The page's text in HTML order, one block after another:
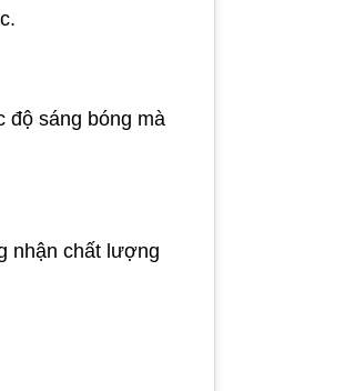
độ sáng bóng mà
nhận chất lượng